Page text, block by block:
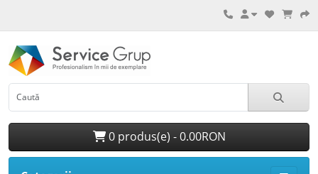
0 produs(e) - 0.00RON